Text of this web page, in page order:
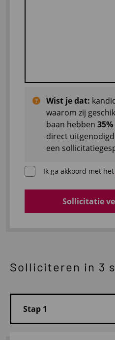
Wist je dat:
waarom zij
baan hebben
direct
een
Ik ga akkoord met het
Sollicitatie
Solliciteren in 3